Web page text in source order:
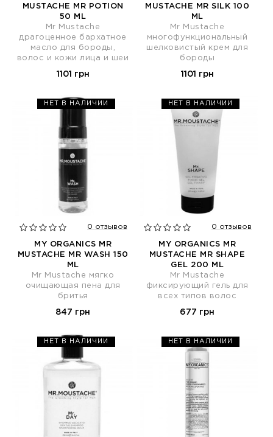
MUSTACHE MR POTION
50 ML
Mr Mustache
драгоценное бархатное
масло для бороды,
волос и кожи лица и шеи
1101 грн
MUSTACHE MR SILK 100
ML
Mr Mustache
многофункциональный
шелковистый крем для
бороды
1101 грн
НЕТ В НАЛИЧИИ
0 отзывов
MY ORGANICS MR
MUSTACHE MR WASH 150
ML
Mr Mustache мягко
очищающая пена для
бритья
847 грн
НЕТ В НАЛИЧИИ
0 отзывов
MY ORGANICS MR
MUSTACHE MR SHAPE
GEL 200 ML
Mr Mustache
фиксирующий гель для
всех типов волос
677 грн
НЕТ В НАЛИЧИИ НЕТ В НАЛИЧИИ